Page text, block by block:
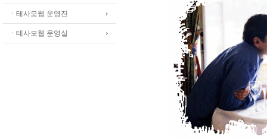
ㆍ테사모웹 운영진
ㆍ테사모웹 운영실